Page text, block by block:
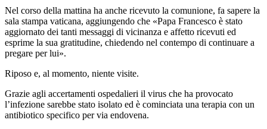
Nel corso della mattina ha anche ricevuto la comunione, fa sapere la
sala stampa vaticana, aggiungendo che «Papa Francesco è stato
aggiornato dei tanti messaggi di vicinanza e affetto ricevuti ed
esprime la sua gratitudine, chiedendo nel contempo di continuare a
pregare per lui».
Riposo e, al momento, niente visite.
Grazie agli accertamenti ospedalieri il virus che ha provocato
l’infezione sarebbe stato isolato ed è cominciata una terapia con un
antibiotico specifico per via endovena.